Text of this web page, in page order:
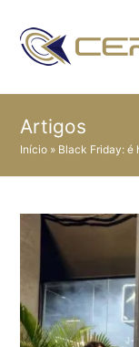
Artigos
Início » Black Friday: é